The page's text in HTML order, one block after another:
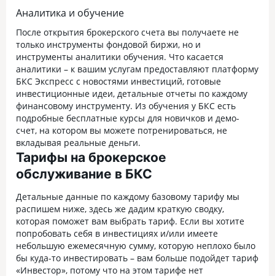
Аналитика и обучение
После открытия брокерского счета вы получаете не
только инструменты фондовой биржи, но и
инструменты аналитики обучения. Что касается
аналитики – к вашим услугам предоставляют платформу
БКС Экспресс с новостями инвестиций, готовые
инвестиционные идеи, детальные отчеты по каждому
финансовому инструменту. Из обучения у БКС есть
подробные бесплатные курсы для новичков и демо-
счет, на котором вы можете потренироваться, не
вкладывая реальные деньги.
Тарифы на брокерское
обслуживание в БКС
Детальные данные по каждому базовому тарифу мы
распишем ниже, здесь же дадим краткую сводку,
которая поможет вам выбрать тариф. Если вы хотите
попробовать себя в инвестициях и/или имеете
небольшую ежемесячную сумму, которую неплохо было
бы куда-то инвестировать – вам больше подойдет тариф
«Инвестор», потому что на этом тарифе нет